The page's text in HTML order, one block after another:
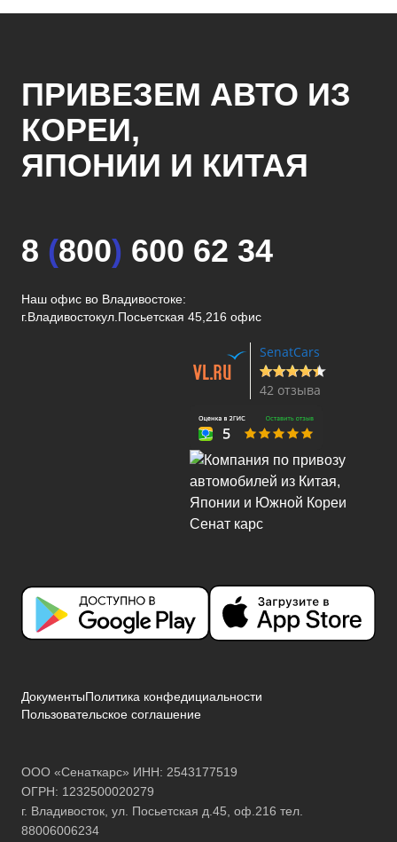
ПРИВЕЗЕМ АВТО ИЗ
КОРЕИ,
ЯПОНИИ И КИТАЯ
8 (800) 600 62 34
Наш офис во Владивостоке:
г.Владивостокул.Посьетская 45,216 офис
SenatCars
42 отзыва
ДокументыПолитика конфедициальности
Пользовательское соглашение
ООО «Сенаткарс» ИНН: 2543177519
ОГРН: 1232500020279
г. Владивосток, ул. Посьетская д.45, оф.216 тел.
88006006234